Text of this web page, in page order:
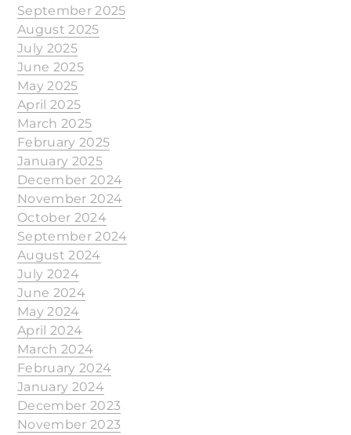
September 2025
August 2025
July 2025
June 2025
May 2025
April 2025
March 2025
February 2025
January 2025
December 2024
November 2024
October 2024
September 2024
August 2024
July 2024
June 2024
May 2024
April 2024
March 2024
February 2024
January 2024
December 2023
November 2023